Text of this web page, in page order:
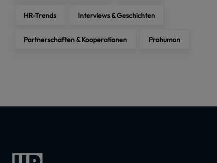
HR-Trends Interviews & Geschichten
Partnerschaften & Kooperationen Prohuman